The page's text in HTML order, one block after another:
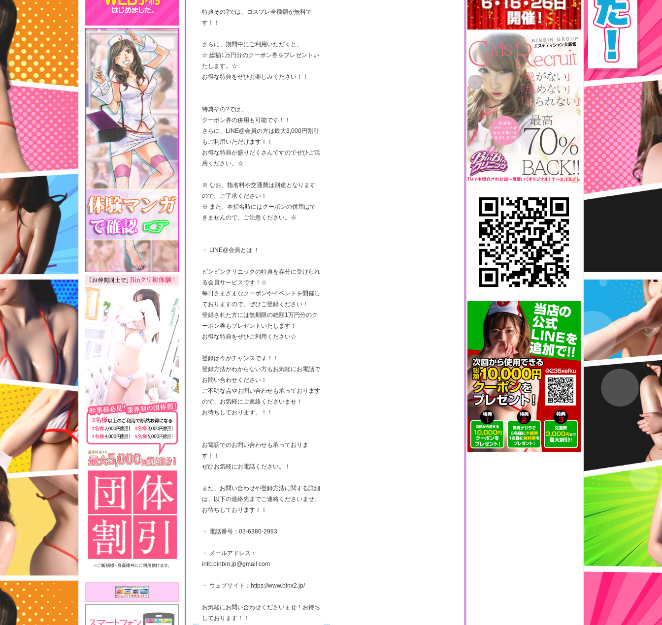
特典その?では、コスプレ全種類が無料で
す！！
さらに、期間中にご利用いただくと、
☆ 総額1万円分のクーポン券をプレゼントい
たします。☆
お得な特典をぜひお楽しみください！！
特典その?では、
クーポン券の併用も可能です！！
さらに、LINE@会員の方は最大3,000円割引
もご利用いただけます！！
お得な特典が盛りだくさんですのでぜひご活
用ください。☆
※ なお、指名料や交通費は別途となります
ので、ご了承ください！
※ また、本指名時にはクーポンの併用はで
きませんので、ご注意ください。※
・ LINE@会員とは ！
ビンビンクリニックの特典を存分に受けられ
る会員サービスです！☆
毎日さまざまなクーポンやイベントを開催し
ておりますので、ぜひご登録ください！
登録された方には無期限の総額1万円分のク
ーポン券もプレゼントいたします！
お得な特典をぜひご利用ください☆
登録は今がチャンスです！！
登録方法がわからない方もお気軽にお電話で
お問い合わせください！
ご不明な点やお問い合わせも承っております
ので、お気軽にご連絡くださいませ！
お待ちしております。！！
お電話でのお問い合わせも承っておりま
す！！
ぜひお気軽にお電話ください。！
また、お問い合わせや登録方法に関する詳細
は、以下の連絡先までご連絡くださいませ。
お待ちしております！！
・ 電話番号：03-6380-2993
・ メールアドレス：
info.binbin.jp@gmail.com
・ ウェブサイト：https://www.binx2.jp/
お気軽にお問い合わせくださいませ！お待ち
しております！！